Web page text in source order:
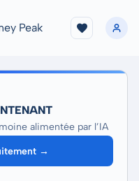
Peak
alimentée par l’IA
→